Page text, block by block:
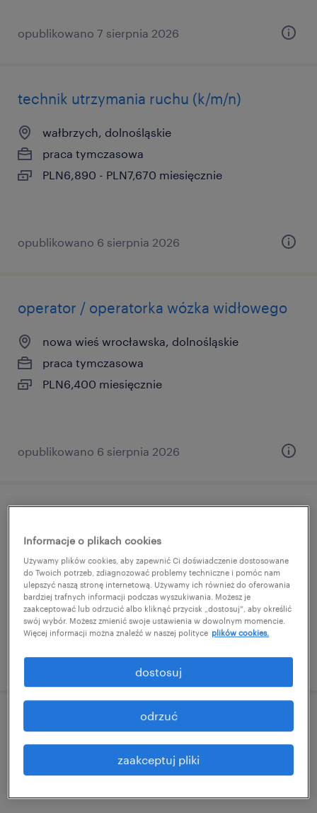
opublikowano 7 sierpnia 2026
technik utrzymania ruchu (k/m/n)
wałbrzych, dolnośląskie
praca tymczasowa
PLN6,890 - PLN7,670 miesięcznie
opublikowano 6 sierpnia 2026
operator / operatorka wózka widłowego
nowa wieś wrocławska, dolnośląskie
praca tymczasowa
PLN6,400 miesięcznie
opublikowano 6 sierpnia 2026
lwówek śląski, dolnośląskie
praca tymczasowa
PLN5,000 miesięcznie
opublikowano 6 sierpnia 2026
operator wózka widłowego
lubań, dolnośląskie
praca tymczasowa
Informacje o plikach cookies
Używamy plików cookies, aby zapewnić Ci doświadczenie dostosowane
do Twoich potrzeb, zdiagnozować problemy techniczne i pomóc nam
ulepszyć naszą stronę internetową. Używamy ich również do oferowania
bardziej trafnych informacji podczas wyszukiwania. Możesz je
zaakceptować lub odrzucić albo kliknąć przycisk „dostosuj”, aby określić
swój wybór. Możesz zmienić swoje ustawienia w dowolnym momencie.
Więcej informacji można znaleźć w naszej polityce plików cookies.
zaakceptuj pliki
odrzuć
dostosuj